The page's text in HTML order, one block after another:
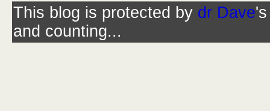
This blog is protected by dr Dave
and counting...